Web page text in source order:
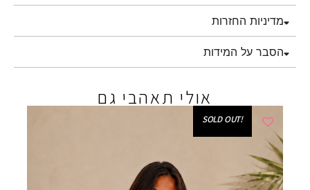
מדיניות החזרות
הסבר על המידות
אולי תאהבי גם
!SOLD OUT